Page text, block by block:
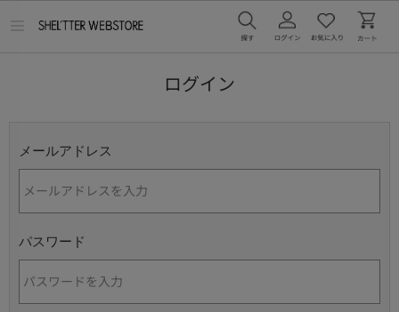
ログイン
メールアドレス
パスワード